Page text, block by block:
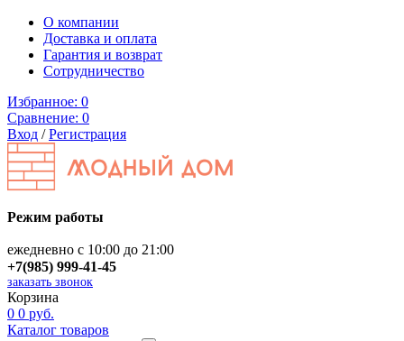
О компании
Доставка и оплата
Гарантия и возврат
Сотрудничество
Избранное: 0
Сравнение: 0
Вход /Регистрация
Режим работы
ежедневно с 10:00 до 21:00
+7(985) 999-41-45
заказать звонок
Корзина
0 0 руб.
Каталог товаров